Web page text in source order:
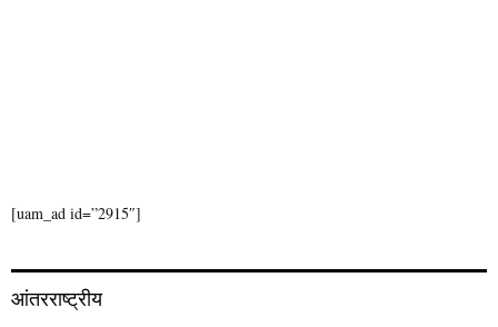
[uam_ad id=”2915″]
आंतरराष्ट्रीय